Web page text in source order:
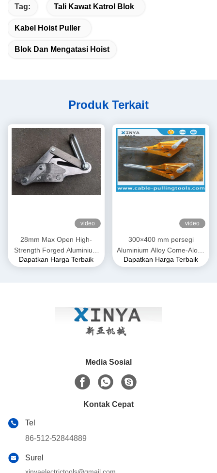
Tag: Tali Kawat Katrol Blok
Kabel Hoist Puller
Blok Dan Mengatasi Hoist
Produk Terkait
video
28mm Max Open High-
Strength Forged Aluminium
Alloy Come-Along Clamp
Dapatkan Harga Terbaik
video
300×400 mm persegi
Aluminium Alloy Come-Along
Clamp. Grip Transmission
Dapatkan Harga Terbaik
Media Sosial
Kontak Cepat
Tel
86-512-52844889
Surel